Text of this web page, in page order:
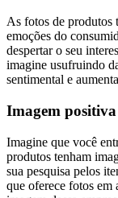
As fotos de produtos
emoções do
despertar o seu
imagine usufruindo
sentimental e
Imagem
Imagine que você
produtos tenham
sua pesquisa pelos
que oferece fotos em